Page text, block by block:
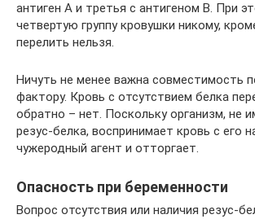
антиген А и третья с антигеном В. При
четвертую группу кровушки никому,
перелить нельзя.
Ничуть не менее важна совместимость
фактору. Кровь с отсутствием белка
обратно – нет. Поскольку организм, не
резус-белка, воспринимает кровь с его
чужеродный агент и отторгает.
Опасность при беременности
Вопрос отсутствия или наличия резус-